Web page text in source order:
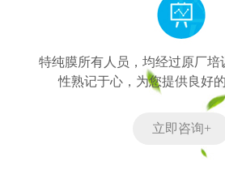
特纯膜所有人员，均经过原厂培
性熟记于心，为您提供良好
立即咨询+